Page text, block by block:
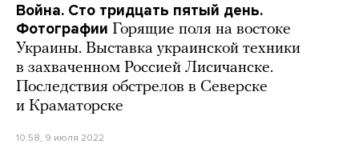
Война. Сто тридцать пятый день.
Фотографии Горящие поля на востоке
Украины. Выставка украинской техники
в захваченном Россией Лисичанске.
Последствия обстрелов в Северске
и Краматорске
10:58, 9 июля 2022